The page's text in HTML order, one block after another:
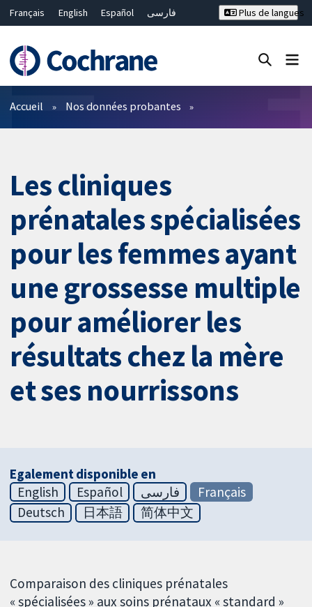
Français English Español
فارسی
Bahasa Malaysia
ไทย
繁體中文
简体中文
Plus de langues
Filtres
Accueil Nos données probantes
Les cliniques
prénatales spécialisées
pour les femmes ayant
une grossesse multiple
pour améliorer les
résultats chez la mère
et ses nourrissons
Egalement disponible en
English
Español فارسی
Français
Deutsch
日本語 简体中文
Comparaison des cliniques prénatales
« spécialisées » aux soins prénataux « standard »